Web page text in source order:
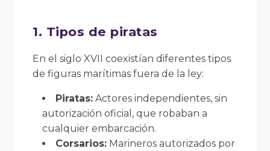
1. Tipos de piratas
En el siglo XVII coexistían diferentes tipos
de figuras marítimas fuera de la ley:
Piratas: Actores independientes, sin
autorización oficial, que robaban a
cualquier embarcación.
Corsarios: Marineros autorizados por